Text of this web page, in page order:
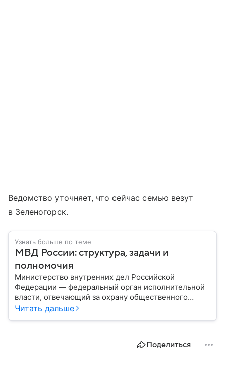
Ведомство уточняет, что сейчас семью везут
в Зеленогорск.
Узнать больше по теме
МВД России: структура, задачи и
полномочия
Министерство внутренних дел Российской
Федерации — федеральный орган исполнительной
власти, отвечающий за охрану общественного
порядка, борьбу с преступностью, обеспечение
России, какие задачи выполняет министерство, как
Читать дальше
Поделиться